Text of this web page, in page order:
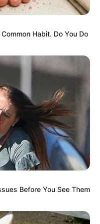
dan Emulsion
tujuannya mengangkat
Habit. Do You Do
Before You See Them